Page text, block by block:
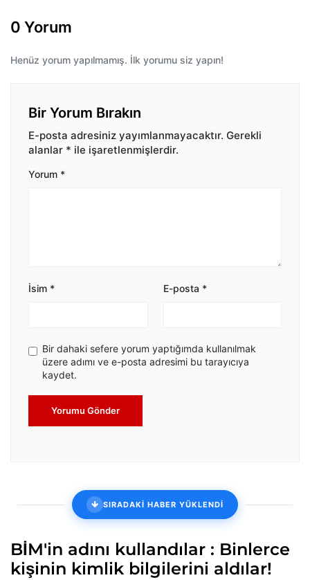
0 Yorum
Henüz yorum yapılmamış. İlk yorumu siz yapın!
Bir Yorum Bırakın
E-posta adresiniz yayımlanmayacaktır. Gerekli
alanlar * ile işaretlenmişlerdir.
Yorum *
İsim * E-posta *
Bir dahaki sefere yorum yaptığımda kullanılmak
üzere adımı ve e-posta adresimi bu tarayıcıya
kaydet.
Yorumu Gönder
SIRADAKİ HABER YÜKLENDİ
BİM'in adını kullandılar : Binlerce
kişinin kimlik bilgilerini aldılar!